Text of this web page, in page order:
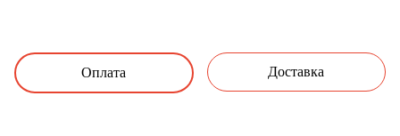
Оплата Доставка